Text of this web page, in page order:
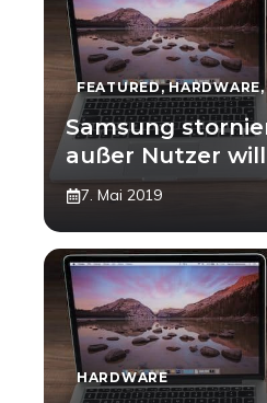
FEATURED,HARDWARE,
Samsung
außer Nutzer
7. Mai 2019
HARDWARE